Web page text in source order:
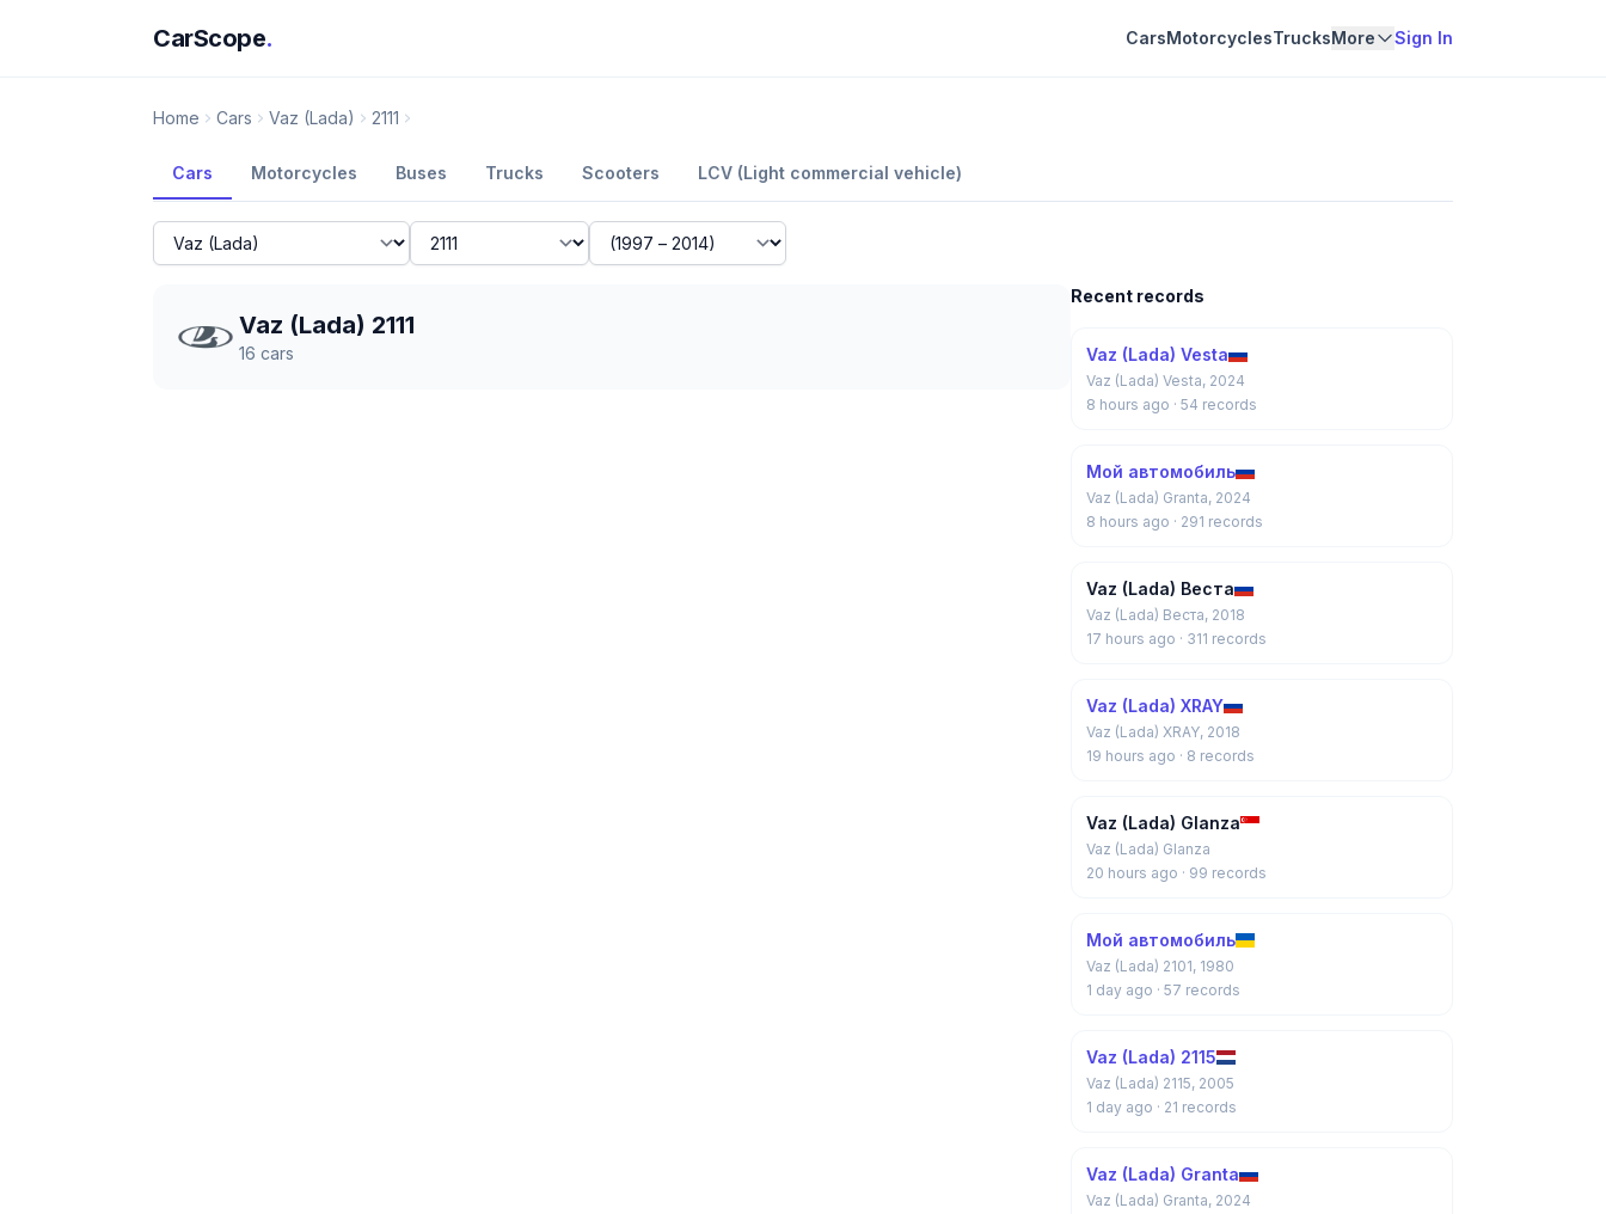
CarScope. CarsMotorcyclesTrucksMore Sign In
Home Cars Vaz (Lada) 2111
Cars Motorcycles Buses Trucks Scooters LCV (Light commercial vehicle)
Vaz (Lada) 2111
16 cars
Recent records
Vaz (Lada) Vesta
Vaz (Lada) Vesta, 2024
8 hours ago · 54 records
Мой автомобиль
Vaz (Lada) Granta, 2024
8 hours ago · 291 records
Vaz (Lada) Веста
Vaz (Lada) Веста, 2018
17 hours ago · 311 records
Vaz (Lada) XRAY
Vaz (Lada) XRAY, 2018
19 hours ago · 8 records
Vaz (Lada) Glanza
Vaz (Lada) Glanza
20 hours ago · 99 records
Мой автомобиль
Vaz (Lada) 2101, 1980
1 day ago · 57 records
Vaz (Lada) 2115
Vaz (Lada) 2115, 2005
1 day ago · 21 records
Vaz (Lada) Granta
Vaz (Lada) Granta, 2024